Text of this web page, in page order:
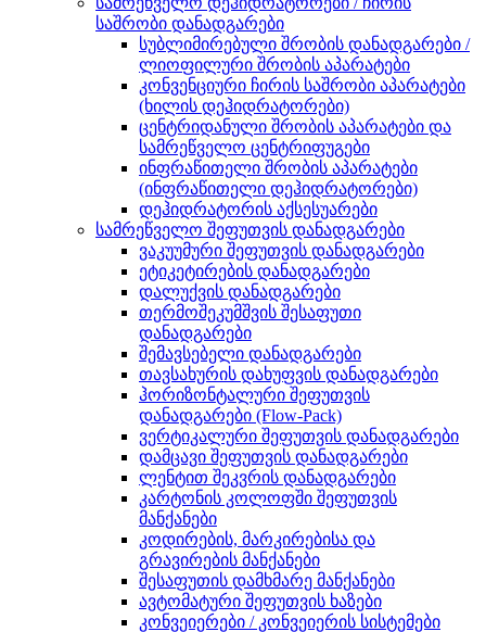
საშრობი დანადგარები
სუბლიმირებული შრობის დანადგარები /
ლიოფილური შრობის აპარატები
კონვენციური ჩირის საშრობი აპარატები
(ხილის დეჰიდრატორები)
ცენტრიდანული შრობის აპარატები და
სამრეწველო ცენტრიფუგები
ინფრაწითელი შრობის აპარატები
(ინფრაწითელი დეჰიდრატორები)
დეჰიდრატორის აქსესუარები
სამრეწველო შეფუთვის დანადგარები
ვაკუუმური შეფუთვის დანადგარები
ეტიკეტირების დანადგარები
დალუქვის დანადგარები
თერმოშეკუმშვის შესაფუთი
დანადგარები
შემავსებელი დანადგარები
თავსახურის დახუფვის დანადგარები
ჰორიზონტალური შეფუთვის
დანადგარები (Flow-Pack)
ვერტიკალური შეფუთვის დანადგარები
დამცავი შეფუთვის დანადგარები
ლენტით შეკვრის დანადგარები
კარტონის კოლოფში შეფუთვის
მანქანები
კოდირების, მარკირებისა და
გრავირების მანქანები
შესაფუთის დამხმარე მანქანები
ავტომატური შეფუთვის ხაზები
კონვეიერები / კონვეიერის სისტემები